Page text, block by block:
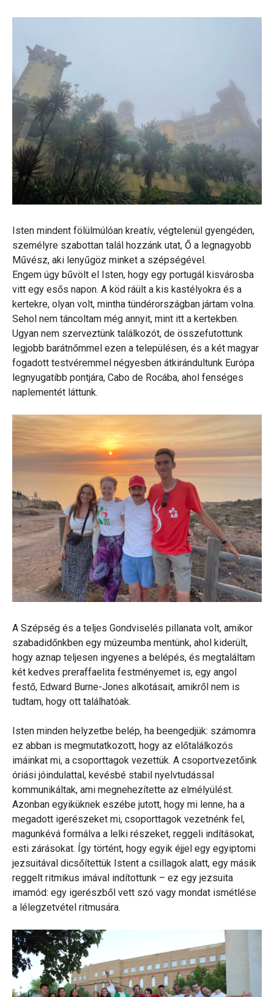
Isten mindent fölülmúlóan kreatív, végtelenül gyengéden,
személyre szabottan talál hozzánk utat, Ő a legnagyobb
Művész, aki lenyűgöz minket a szépségével.
Engem úgy bűvölt el Isten, hogy egy portugál kisvárosba
vitt egy esős napon. A köd ráült a kis kastélyokra és a
kertekre, olyan volt, mintha tündérországban jártam volna.
Sehol nem táncoltam még annyit, mint itt a kertekben.
Ugyan nem szerveztünk találkozót, de összefutottunk
legjobb barátnőmmel ezen a településen, és a két magyar
fogadott testvéremmel négyesben átkirándultunk Európa
legnyugatibb pontjára, Cabo de Rocába, ahol fenséges
naplementét láttunk.
A Szépség és a teljes Gondviselés pillanata volt, amikor
szabadidőnkben egy múzeumba mentünk, ahol kiderült,
hogy aznap teljesen ingyenes a belépés, és megtaláltam
két kedves preraffaelita festményemet is, egy angol
festő, Edward Burne-Jones alkotásait, amikről nem is
tudtam, hogy ott találhatóak.
Isten minden helyzetbe belép, ha beengedjük: számomra
ez abban is megmutatkozott, hogy az előtalálkozós
imáinkat mi, a csoporttagok vezettük. A csoportvezetőink
óriási jóindulattal, kevésbé stabil nyelvtudással
kommunikáltak, ami megnehezítette az elmélyülést.
Azonban egyiküknek eszébe jutott, hogy mi lenne, ha a
megadott igerészeket mi, csoporttagok vezetnénk fel,
magunkévá formálva a lelki részeket, reggeli indításokat,
esti zárásokat. Így történt, hogy egyik éjjel egy egyiptomi
jezsuitával dicsőítettük Istent a csillagok alatt, egy másik
reggelt ritmikus imával indítottunk – ez egy jezsuita
imamód: egy igerészből vett szó vagy mondat ismétlése
a lélegzetvétel ritmusára.